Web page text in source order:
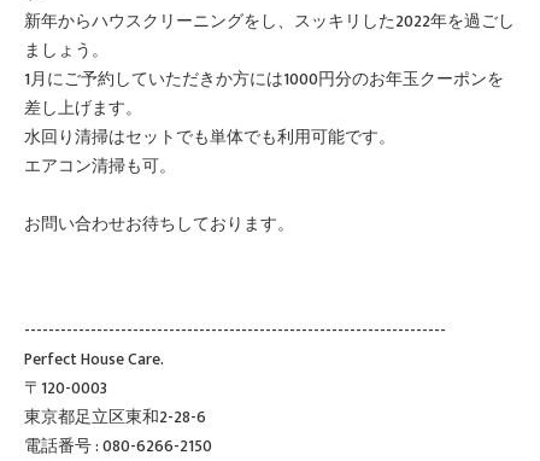
新年からハウスクリーニングをし、スッキリした2022年を過ごし
ましょう。
1月にご予約していただきか方には1000円分のお年玉クーポンを
差し上げます。
水回り清掃はセットでも単体でも利用可能です。
エアコン清掃も可。
お問い合わせお待ちしております。
----------------------------------------------------------------------
Perfect House Care.
〒120-0003
東京都足立区東和2-28-6
電話番号 : 080-6266-2150